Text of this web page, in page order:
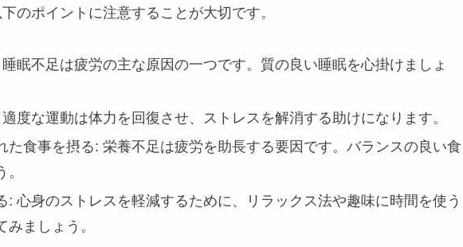
のポイントに注意することが大切です。
眠不足は疲労の主な原因の一つです。質の良い睡眠を心掛けましょ
度な運動は体力を回復させ、ストレスを解消する助けになります。
た食事を摂る: 栄養不足は疲労を助長する要因です。バランスの良い食
: 心身のストレスを軽減するために、リラックス法や趣味に時間を使う
ましょう。